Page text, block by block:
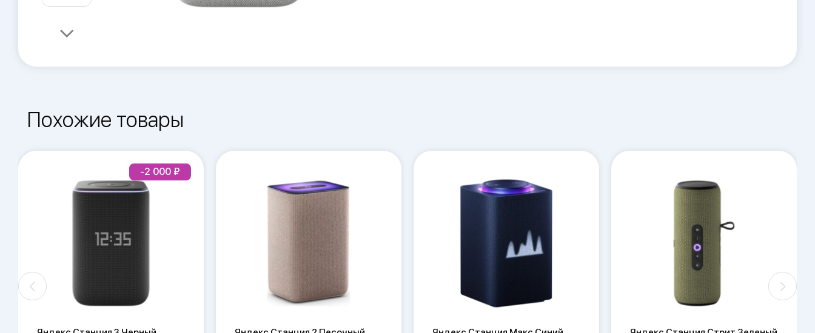
Похожие товары
-2 000